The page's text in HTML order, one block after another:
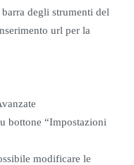
degli strumenti del
url per la
bottone “Impostazioni
modificare le